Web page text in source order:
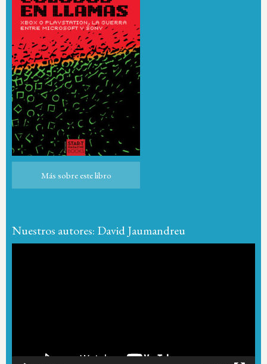
Más sobre este libro
Nuestros autores: David Jaumandreu